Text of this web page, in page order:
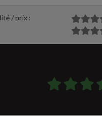
/ prix :